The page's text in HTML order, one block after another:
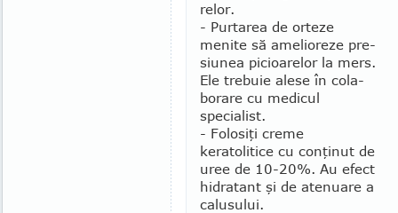
relor.
- Purtarea de orteze
menite să amelioreze pre­
siunea picioarelor la mers.
Ele trebuie alese în cola­
borare cu medicul
specialist.
- Folosiţi creme
keratolitice cu conţinut de
uree de 10-20%. Au efect
hidratant şi de atenuare a
calu­sului.